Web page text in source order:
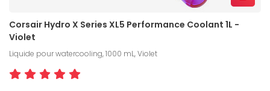
Corsair Hydro X Series XL5 Performance Coolant 1L -
Violet
Liquide pour watercooling, 1000 mL, Violet